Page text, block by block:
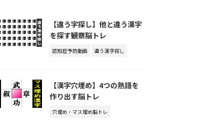
【違う字探し】他と違う漢字
を探す観察脳トレ
認知症予防動画 違う漢字探し
【漢字穴埋め】4つの熟語を
作り出す脳トレ
穴埋め・マス埋め脳トレ